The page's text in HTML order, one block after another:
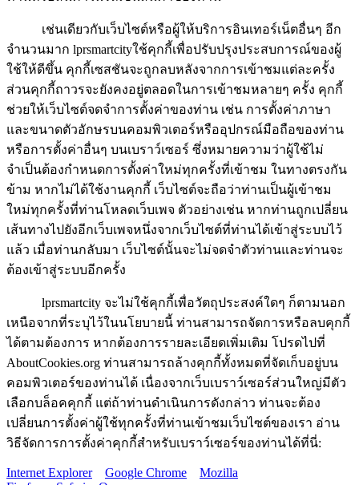
เช่นเดียวกับเว็บไซต์หรือผู้ให้บริการอินเทอร์เน็ตอื่นๆ อีก
จำนวนมาก lprsmartcityใช้คุกกี้เพื่อปรับปรุงประสบการณ์ของผู้
ใช้ให้ดีขึ้น คุกกี้เซสชันจะถูกลบหลังจากการเข้าชมแต่ละครั้ง
ส่วนคุกกี้ถาวรจะยังคงอยู่ตลอดในการเข้าชมหลายๆ ครั้ง คุกกี้
ช่วยให้เว็บไซต์จดจำการตั้งค่าของท่าน เช่น การตั้งค่าภาษา
และขนาดตัวอักษรบนคอมพิวเตอร์หรืออุปกรณ์มือถือของท่าน
หรือการตั้งค่าอื่นๆ บนเบราว์เซอร์ ซึ่งหมายความว่าผู้ใช้ไม่
จำเป็นต้องกำหนดการตั้งค่าใหม่ทุกครั้งที่เข้าชม ในทางตรงกัน
ข้าม หากไม่ได้ใช้งานคุกกี้ เว็บไซต์จะถือว่าท่านเป็นผู้เข้าชม
ใหม่ทุกครั้งที่ท่านโหลดเว็บเพจ ตัวอย่างเช่น หากท่านถูกเปลี่ยน
เส้นทางไปยังอีกเว็บเพจหนึ่งจากเว็บไซต์ที่ท่านได้เข้าสู่ระบบไว้
แล้ว เมื่อท่านกลับมา เว็บไซต์นั้นจะไม่จดจำตัวท่านและท่านจะ
ต้องเข้าสู่ระบบอีกครั้ง
lprsmartcity จะไม่ใช้คุกกี้เพื่อวัตถุประสงค์ใดๆ ก็ตามนอก
เหนือจากที่ระบุไว้ในนโยบายนี้ ท่านสามารถจัดการหรือลบคุกกี้
ได้ตามต้องการ หากต้องการรายละเอียดเพิ่มเติม โปรดไปที่
AboutCookies.org ท่านสามารถล้างคุกกี้ทั้งหมดที่จัดเก็บอยู่บน
คอมพิวเตอร์ของท่านได้ เนื่องจากเว็บเบราว์เซอร์ส่วนใหญ่มีตัว
เลือกบล็อคคุกกี้ แต่ถ้าท่านดำเนินการดังกล่าว ท่านจะต้อง
เปลี่ยนการตั้งค่าผู้ใช้ทุกครั้งที่ท่านเข้าชมเว็บไซต์ของเรา อ่าน
วิธีจัดการการตั้งค่าคุกกี้สำหรับเบราว์เซอร์ของท่านได้ที่นี่:
Internet Explorer Google Chrome
Mozilla